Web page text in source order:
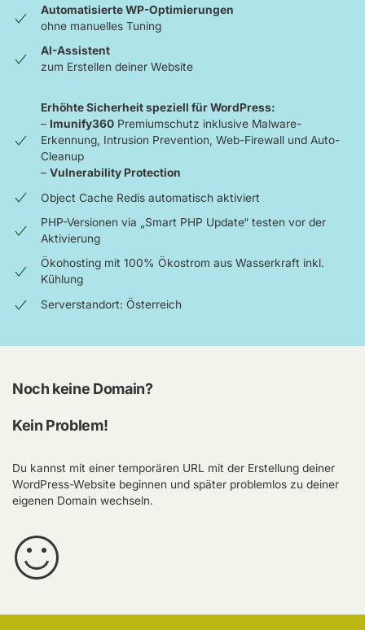
Automatisierte WP-Optimierungen
ohne manuelles Tuning
AI-Assistent
zum Erstellen deiner Website
Erhöhte Sicherheit speziell für WordPress:
– Imunify360 Premiumschutz inklusive Malware-
Erkennung, Intrusion Prevention, Web-Firewall und Auto-
Cleanup
– Vulnerability Protection
Object Cache Redis automatisch aktiviert
PHP-Versionen via „Smart PHP Update“ testen vor der
Aktivierung
Ökohosting mit 100% Ökostrom aus Wasserkraft inkl.
Kühlung
Serverstandort: Österreich
Noch keine Domain?
Kein Problem!
Du kannst mit einer temporären URL mit der Erstellung deiner
WordPress-Website beginnen und später problemlos zu deiner
eigenen Domain wechseln.